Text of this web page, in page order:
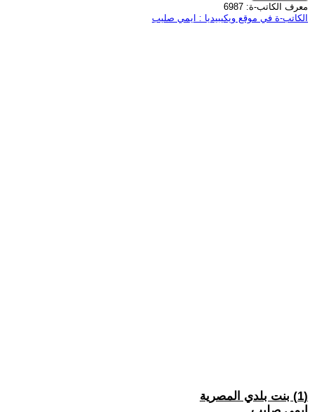
معرف الكاتب-ة: 6987
الكاتب-ة في موقع ويكيبيديا : ايمي صليب
(1) بنت بلدي المصرية